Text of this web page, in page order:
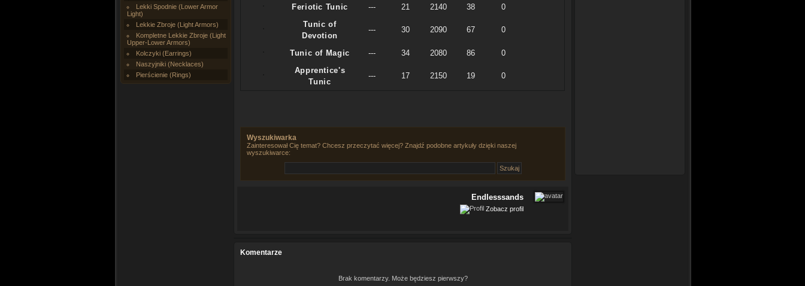
Lekki Spodnie (Lower Armor
Light)
Lekkie Zbroje (Light Armors)
Kompletne Lekkie Zbroje (Light
Upper-Lower Armors)
Kolczyki (Earrings)
Naszyjniki (Necklaces)
Pierścienie (Rings)
Feriotic Tunic
--- 21 2140 38
0
Tunic of
Devotion
--- 30 2090 67 0
Tunic of Magic --- 34 2080 86
0
Apprentice's
Tunic
--- 17 2150 19 0
Wyszukiwarka
Zainteresował Cię temat? Chcesz przeczytać więcej? Znajdź podobne artykuły dzięki naszej
wyszukiwarce:
Endlesssands
Zobacz profil
Komentarze
Brak komentarzy. Może będziesz pierwszy?